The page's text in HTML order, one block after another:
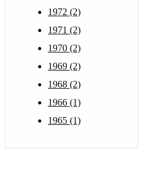
1972 (2)
1971 (2)
1970 (2)
1969 (2)
1968 (2)
1966 (1)
1965 (1)